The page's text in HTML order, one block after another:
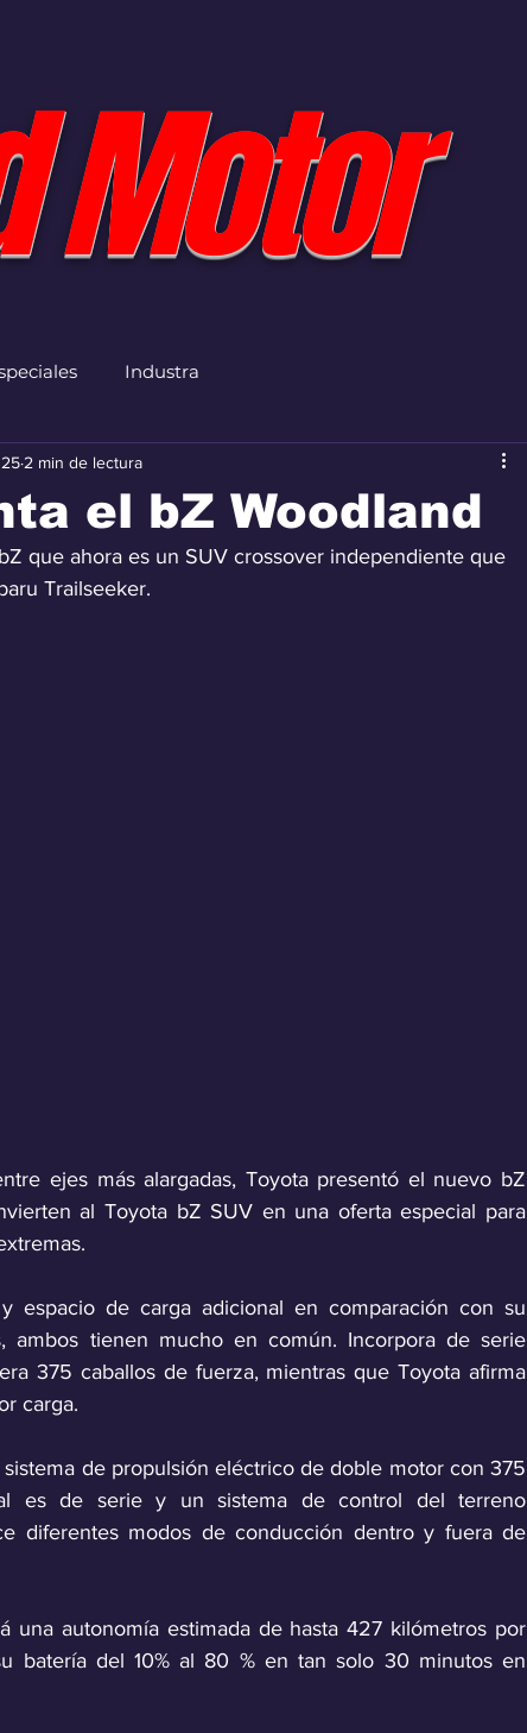
Motor
Industra
el bZ Woodland
2 min de lectura
que ahora es un SUV crossover independiente que
Trailseeker.
ejes más alargadas, Toyota presentó el nuevo bZ
al Toyota bZ SUV en una oferta especial para
espacio de carga adicional en comparación con su
ambos tienen mucho en común. Incorpora de serie
375 caballos de fuerza, mientras que Toyota afirma
carga.
de propulsión eléctrico de doble motor con 375
es de serie y un sistema de control del terreno
diferentes modos de conducción dentro y fuera de
una autonomía estimada de hasta 427 kilómetros por
batería del 10% al 80 % en tan solo 30 minutos en